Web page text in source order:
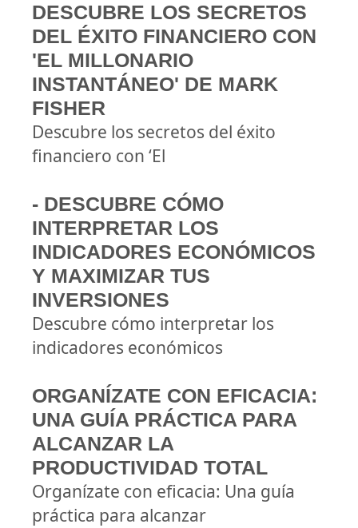
DESCUBRE LOS SECRETOS
DEL ÉXITO FINANCIERO CON
'EL MILLONARIO
INSTANTÁNEO' DE MARK
FISHER
Descubre los secretos del éxito
financiero con ‘El
- DESCUBRE CÓMO
INTERPRETAR LOS
INDICADORES ECONÓMICOS
Y MAXIMIZAR TUS
INVERSIONES
Descubre cómo interpretar los
indicadores económicos
ORGANÍZATE CON EFICACIA:
UNA GUÍA PRÁCTICA PARA
ALCANZAR LA
PRODUCTIVIDAD TOTAL
Organízate con eficacia: Una guía
práctica para alcanzar